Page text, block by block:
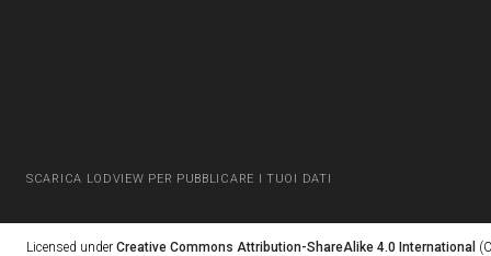
SCARICA LODVIEW PER PUBBLICARE I TUOI DATI
Licensed under Creative Commons Attribution-ShareAlike 4.0 International